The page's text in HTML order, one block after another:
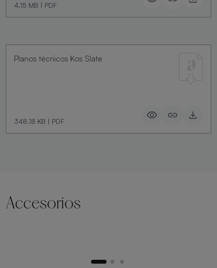
4.15 MB | PDF
Planos técnicos Kos Slate
348.18 KB | PDF
Accesorios